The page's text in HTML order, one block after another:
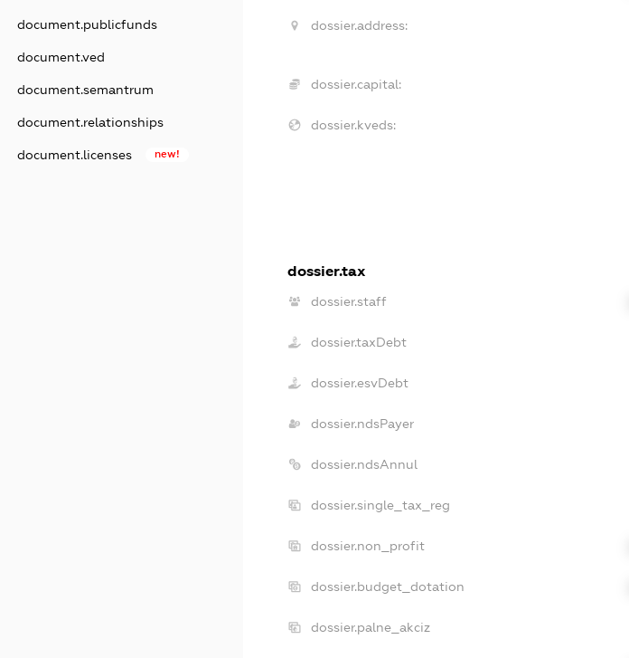
document.publicfunds
document.ved
document.semantrum
document.relationships
document.licenses new!
dossier.address:
dossier.capital:
dossier.kveds:
dossier.tax
dossier.staff
dossier.taxDebt
dossier.esvDebt
dossier.ndsPayer
dossier.ndsAnnul
dossier.single_tax_reg
dossier.non_profit
dossier.budget_dotation
dossier.palne_akciz